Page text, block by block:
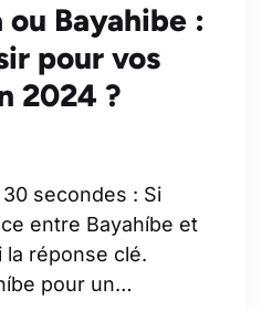
ou Bayahibe :
pour vos
2024 ?
30 secondes : Si
entre Bayahíbe et
la réponse clé.
pour un…